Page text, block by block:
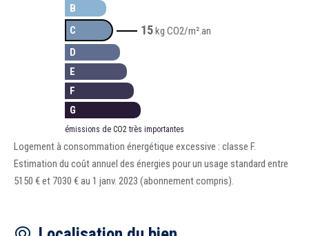
B
C
15kg CO2/m².an
D
E
F
G
émissions de CO2 très importantes
Logement à consommation énergétique excessive : classe F.
Estimation du coût annuel des énergies pour un usage standard entre
5150 € et 7030 € au 1 janv. 2023 (abonnement compris).